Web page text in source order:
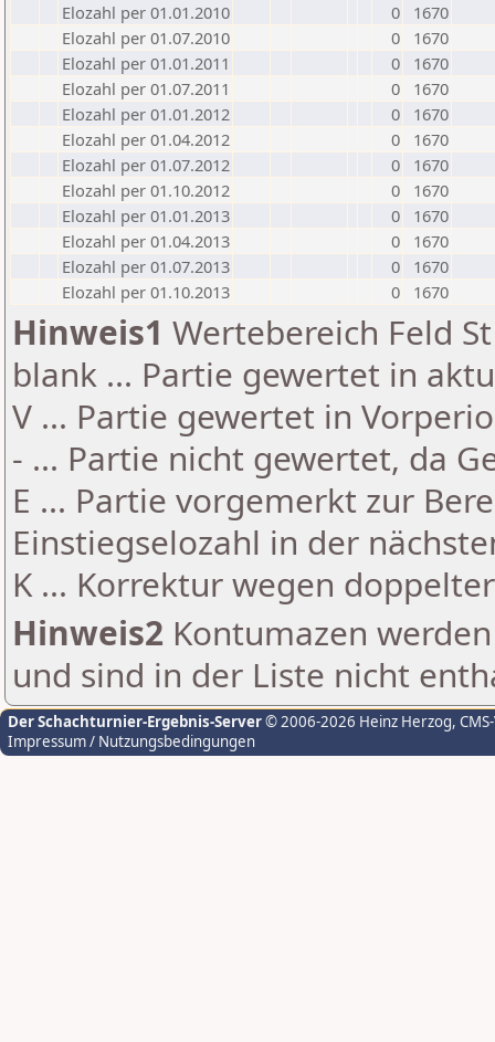
Elozahl per 01.01.2010
0
1670
Elozahl per 01.07.2010
0
1670
Elozahl per 01.01.2011
0
1670
Elozahl per 01.07.2011
0
1670
Elozahl per 01.01.2012
0
1670
Elozahl per 01.04.2012
0
1670
Elozahl per 01.07.2012
0
1670
Elozahl per 01.10.2012
0
1670
Elozahl per 01.01.2013
0
1670
Elozahl per 01.04.2013
0
1670
Elozahl per 01.07.2013
0
1670
Elozahl per 01.10.2013
0 1670
Hinweis1 Wertebereich Feld
blank ... Partie gewertet in
V ... Partie gewertet in
- ... Partie nicht gewertet, da
E ... Partie vorgemerkt zur
Einstiegselozahl in der
K ... Korrektur wegen
Hinweis2 Kontumazen
und sind in der Liste nicht
Der Schachturnier-Ergebnis-Server© 2006-2026 Heinz Herzog,
Impressum / Nutzungsbedingungen